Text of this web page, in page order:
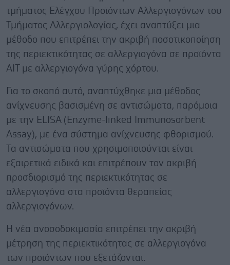
τμήματος Ελέγχου Προϊόντων Αλλεργιογόνων του
Τμήματος Αλλεργιολογίας, έχει αναπτύξει μια
μέθοδο που επιτρέπει την ακριβή ποσοτικοποίηση
της περιεκτικότητας σε αλλεργιογόνα σε προϊόντα
AIT με αλλεργιογόνα γύρης χόρτου.
Για το σκοπό αυτό, αναπτύχθηκε μια μέθοδος
ανίχνευσης βασισμένη σε αντισώματα, παρόμοια
με την ELISA (Enzyme-linked Immunosorbent
Assay), με ένα σύστημα ανίχνευσης φθορισμού.
Τα αντισώματα που χρησιμοποιούνται είναι
εξαιρετικά ειδικά και επιτρέπουν τον ακριβή
προσδιορισμό της περιεκτικότητας σε
αλλεργιογόνα στα προϊόντα θεραπείας
αλλεργιογόνων.
Η νέα ανοσοδοκιμασία επιτρέπει την ακριβή
μέτρηση της περιεκτικότητας σε αλλεργιογόνα
των προϊόντων που εξετάζονται.